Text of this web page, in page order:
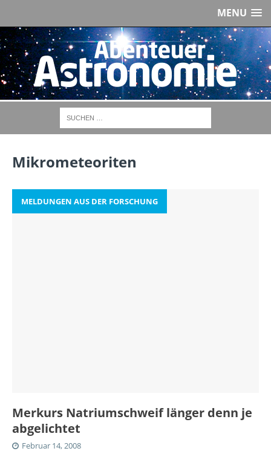
MENU
Mikrometeoriten
MELDUNGEN AUS DER FORSCHUNG
Merkurs Natriumschweif länger denn je
abgelichtet
Februar 14, 2008